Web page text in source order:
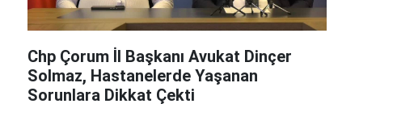
Chp Çorum İl Başkanı Avukat Dinçer
Solmaz, Hastanelerde Yaşanan
Sorunlara Dikkat Çekti